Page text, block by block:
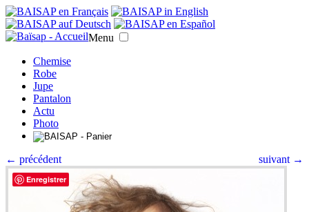
Menu
Chemise
Robe
Jupe
Pantalon
Actu
Photo
suivant →
← précédent
Enregistrer